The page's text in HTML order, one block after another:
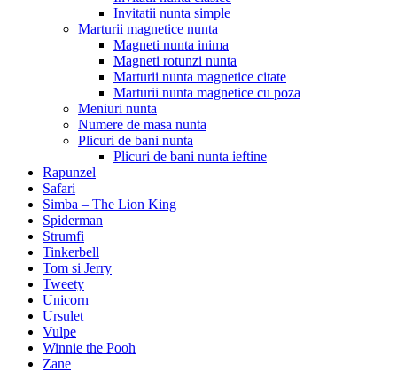
Invitatii nunta simple
Marturii magnetice nunta
Magneti nunta inima
Magneti rotunzi nunta
Marturii nunta magnetice citate
Marturii nunta magnetice cu poza
Meniuri nunta
Numere de masa nunta
Plicuri de bani nunta
Plicuri de bani nunta ieftine
Rapunzel
Safari
Simba – The Lion King
Spiderman
Strumfi
Tinkerbell
Tom si Jerry
Tweety
Unicorn
Ursulet
Vulpe
Winnie the Pooh
Zane